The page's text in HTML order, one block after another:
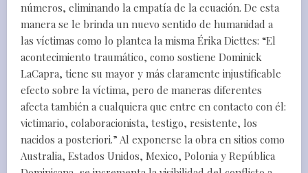
números, eliminando la empatía de la ecuación. De esta
manera se le brinda un nuevo sentido de humanidad a
las víctimas como lo plantea la misma Érika Diettes: “El
acontecimiento traumático, como sostiene Dominick
LaCapra, tiene su mayor y más claramente injustificable
efecto sobre la víctima, pero de maneras diferentes
afecta también a cualquiera que entre en contacto con él:
victimario, colaboracionista, testigo, resistente, los
nacidos a posteriori.” Al exponerse la obra en sitios como
Australia, Estados Unidos, Mexico, Polonia y República